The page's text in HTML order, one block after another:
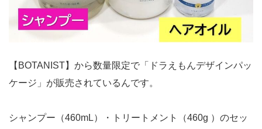
【BOTANIST】から数量限定で「ドラえもんデザインパッ
ケージ」が販売されているんです。
シャンプー（460mL）・トリートメント（460g ）のセッ